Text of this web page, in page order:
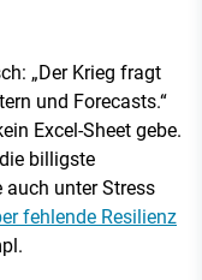
„Der Krieg fragt
und Forecasts.“
Excel-Sheet gebe.
billigste
auch unter Stress
fehlende Resilienz